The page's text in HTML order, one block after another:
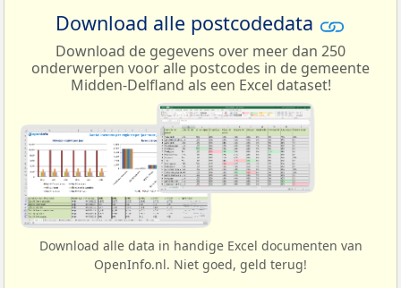
Download alle postcodedata
Download de gegevens over meer dan 250
onderwerpen voor alle postcodes in de gemeente
Midden-Delfland als een Excel dataset!
Download alle data in handige Excel documenten van
OpenInfo.nl. Niet goed, geld terug!